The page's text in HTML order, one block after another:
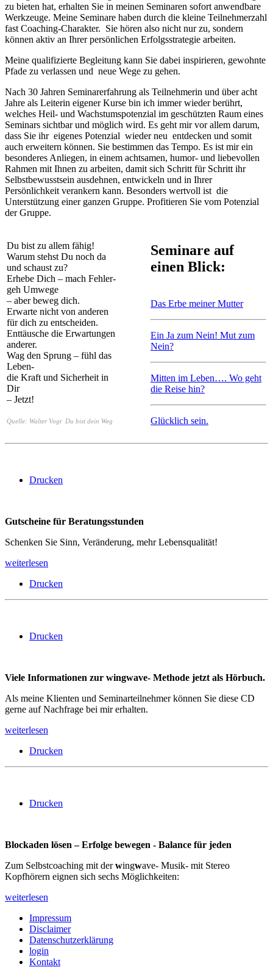
zu bieten hat, erhalten Sie in meinen Seminaren sofort anwendbare
Werkzeuge. Meine Seminare haben durch die kleine Teilnehmerzahl
fast Coaching-Charakter. Sie hören also nicht nur zu, sondern
können aktiv an Ihrer persönlichen Erfolgsstrategie arbeiten.
Meine qualifizierte Begleitung kann Sie dabei inspirieren, gewohnte
Pfade zu verlassen und neue Wege zu gehen.
Nach 30 Jahren Seminarerfahrung als Teilnehmerin und über acht
Jahre als Leiterin eigener Kurse bin ich immer wieder berührt,
welches Heil- und Wachstumspotenzial im geschützten Raum eines
Seminars sichtbar und möglich wird. Es geht mir vor allem darum,
dass Sie ihr eigenes Potenzial wieder neu entdecken und somit
auch erweitern können. Sie bestimmen das Tempo. Es ist mir ein
besonderes Anliegen, in einem achtsamen, humor- und liebevollen
Rahmen mit Ihnen zu arbeiten, damit sich Schritt für Schritt ihr
Selbstbewusstsein ausdehnen, entwickeln und in Ihrer
Persönlichkeit verankern kann. Besonders wertvoll ist die
Unterstützung einer ganzen Gruppe. Profitieren Sie vom Potenzial
der Gruppe.
Du bist zu allem fähig!
Warum stehst Du noch da
und schaust zu?
Erhebe Dich – mach Fehler-
geh Umwege
– aber beweg dich.
Erwarte nicht von anderen
für dich zu entscheiden.
Enttäusche die Erwartungen
anderer.
Wag den Sprung – fühl das
Leben-
die Kraft und Sicherheit in
Dir
– Jetzt!
Quelle: Walter Vogt Du bist dein Weg
Seminare auf
einen Blick:
Das Erbe meiner Mutter
Ein Ja zum Nein! Mut zum
Nein?
Mitten im Leben…. Wo geht
die Reise hin?
Glücklich sein.
Drucken
Gutscheine für Beratungsstunden
Schenken Sie Sinn, Veränderung, mehr Lebensqualität!
weiterlesen
Drucken
Drucken
Viele Informationen zur wingwave- Methode jetzt als Hörbuch.
Als meine Klienten und Seminarteilnehmer können Sie diese CD
gerne auf Nachfrage bei mir erhalten.
weiterlesen
Drucken
Drucken
Blockaden lösen – Erfolge bewegen - Balance für jeden
Zum Selbstcoaching mit derwingwave- Musik- mit Stereo
Kopfhörern eignen sich sechs Möglichkeiten:
weiterlesen
Impressum
Disclaimer
Datenschutzerklärung
login
Kontakt